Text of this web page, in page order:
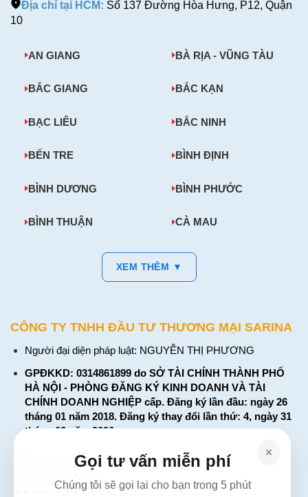
Địa chỉ tại HCM: Số 137 Đường Hòa Hưng, P12, Quận
10
AN GIANG BÀ RỊA - VŨNG TÀU
BẮC GIANG BẮC KẠN
BẠC LIÊU BẮC NINH
BẾN TRE BÌNH ĐỊNH
BÌNH DƯƠNG BÌNH PHƯỚC
BÌNH THUẬN CÀ MAU
XEM THÊM ▼
CÔNG TY TNHH ĐẦU TƯ THƯƠNG MẠI SARINA
Người đại diện pháp luật: NGUYỄN THỊ PHƯƠNG
GPĐKKD: 0314861899 do SỞ TÀI CHÍNH THÀNH PHỐ
HÀ NỘI - PHÒNG ĐĂNG KÝ KINH DOANH VÀ TÀI
CHÍNH DOANH NGHIỆP cấp. Đăng ký lần đầu: ngày 26
tháng 01 năm 2018. Đăng ký thay đổi lần thứ: 4, ngày 31
tháng 03 năm 2026
226 Đường Láng, Đống Đa, Hà Nội
137 Đường Hòa Hưng, Phường 12, Quận 10, TP. Hồ Chí
Minh
Gọi tư vấn miễn phí
Chúng tôi sẽ gọi lại cho bạn trong 5 phút